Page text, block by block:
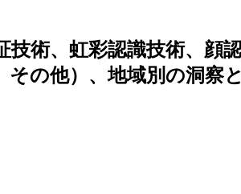
術、虹彩認識技術、顔
の他）、地域別の洞察